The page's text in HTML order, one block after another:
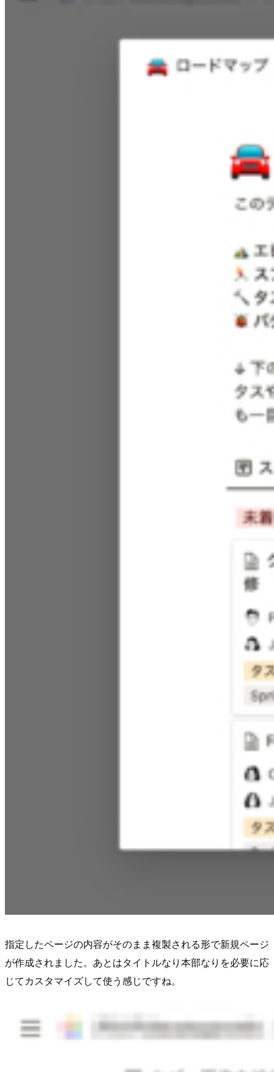
指定したページの内容がそのまま複製される形で新規ページ
が作成されました。あとはタイトルなり本部なりを必要に応
じてカスタマイズして使う感じですね。